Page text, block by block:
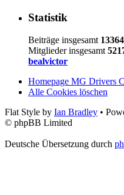
Statistik
Beiträge insgesamt
Mitglieder insgesamt
bealvictor
Homepage MG Drivers
Alle Cookies löschen
Flat Style by Ian Bradley •
© phpBB Limited
Deutsche Übersetzung durch